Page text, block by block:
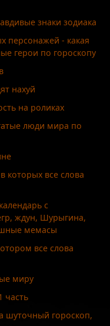
знаки зодиака
персонажей - какая
герои по гороскопу
нахуй
на роликах
люди мира по
которых все слова
с
ждун, Шурыгина,
мемасы
все слова
миру
часть
шуточный гороскоп,